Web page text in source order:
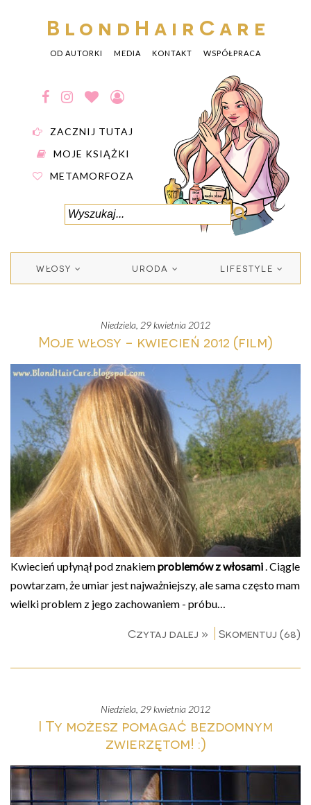
BlondHairCare
OD AUTORKI MEDIA KONTAKT WSPÓŁPRACA
ZACZNIJ TUTAJ
MOJE KSIĄŻKI
METAMORFOZA
WŁOSY URODA LIFESTYLE
niedziela, 29 kwietnia 2012
Moje włosy - kwiecień 2012 (film)
Kwiecień upłynął pod znakiemproblemów z włosami. Ciągle
powtarzam, że umiar jest najważniejszy, ale sama często mam
wielki problem z jego zachowaniem - próbu…
Czytaj dalej » Skomentuj (68)
niedziela, 29 kwietnia 2012
I Ty możesz pomagać bezdomnym
zwierzętom! :)